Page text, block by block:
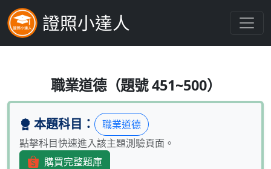
證照小達人
投信投顧公會會員對於公司負
職業道德（題號 451~500）
本題科目：
職業道德
點擊科目快速進入該主題測驗頁面。
購買完整題庫